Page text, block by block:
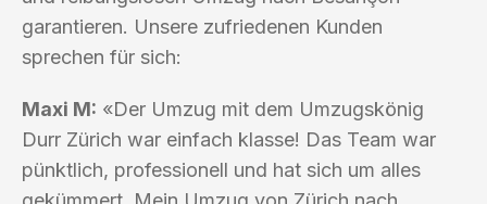
garantieren. Unsere zufriedenen Kunden
sprechen für sich:
Maxi M: «Der Umzug mit dem Umzugskönig
Durr Zürich war einfach klasse! Das Team war
pünktlich, professionell und hat sich um alles